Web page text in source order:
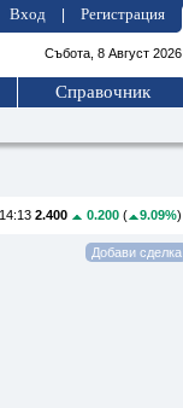
Вход Регистрация
Събота, 8 Август 2026
Справочник
2.400 0.200 ( 9.09%)